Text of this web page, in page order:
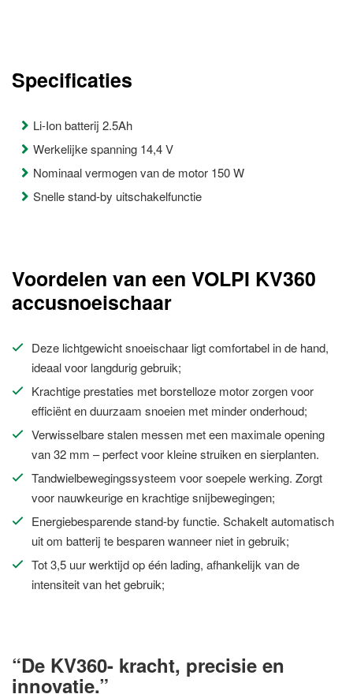
Specificaties
Li-Ion batterij 2.5Ah
Werkelijke spanning 14,4 V
Nominaal vermogen van de motor 150 W
Snelle stand-by uitschakelfunctie
Voordelen van een VOLPI KV360
accusnoeischaar
Deze lichtgewicht snoeischaar ligt comfortabel in de hand,
ideaal voor langdurig gebruik;
Krachtige prestaties met borstelloze motor zorgen voor
efficiënt en duurzaam snoeien met minder onderhoud;
Verwisselbare stalen messen met een maximale opening
van 32 mm – perfect voor kleine struiken en sierplanten.
Tandwielbewegingssysteem voor soepele werking. Zorgt
voor nauwkeurige en krachtige snijbewegingen;
Energiebesparende stand-by functie. Schakelt automatisch
uit om batterij te besparen wanneer niet in gebruik;
Tot 3,5 uur werktijd op één lading, afhankelijk van de
intensiteit van het gebruik;
“De KV360- kracht, precisie en
innovatie.”